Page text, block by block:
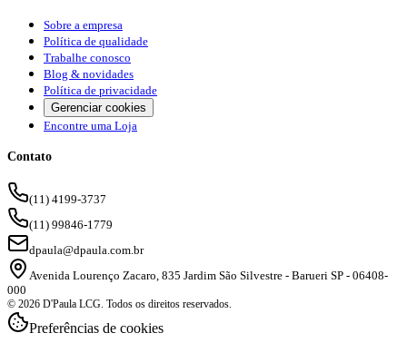
Sobre a empresa
Política de qualidade
Trabalhe conosco
Blog & novidades
Política de privacidade
Gerenciar cookies
Encontre uma Loja
Contato
(11) 4199-3737
(11) 99846-1779
dpaula@dpaula.com.br
Avenida Lourenço Zacaro, 835 Jardim São Silvestre - Barueri SP - 06408-
000
© 2026 D'Paula LCG. Todos os direitos reservados.
Preferências de cookies